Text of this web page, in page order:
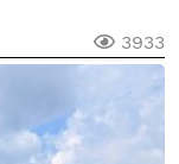
3933